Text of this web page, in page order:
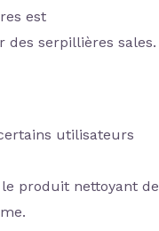
est
serpillières sales.
utilisateurs
produit nettoyant de